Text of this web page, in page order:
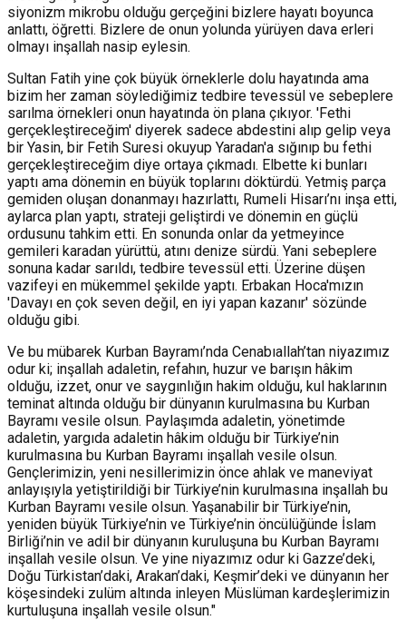
siyonizm mikrobu olduğu gerçeğini bizlere hayatı boyunca
anlattı, öğretti. Bizlere de onun yolunda yürüyen dava erleri
olmayı inşallah nasip eylesin.
Sultan Fatih yine çok büyük örneklerle dolu hayatında ama
bizim her zaman söylediğimiz tedbire tevessül ve sebeplere
sarılma örnekleri onun hayatında ön plana çıkıyor. 'Fethi
gerçekleştireceğim' diyerek sadece abdestini alıp gelip veya
bir Yasin, bir Fetih Suresi okuyup Yaradan'a sığınıp bu fethi
gerçekleştireceğim diye ortaya çıkmadı. Elbette ki bunları
yaptı ama dönemin en büyük toplarını döktürdü. Yetmiş parça
gemiden oluşan donanmayı hazırlattı, Rumeli Hisarı’nı inşa etti,
aylarca plan yaptı, strateji geliştirdi ve dönemin en güçlü
ordusunu tahkim etti. En sonunda onlar da yetmeyince
gemileri karadan yürüttü, atını denize sürdü. Yani sebeplere
sonuna kadar sarıldı, tedbire tevessül etti. Üzerine düşen
vazifeyi en mükemmel şekilde yaptı. Erbakan Hoca'mızın
'Davayı en çok seven değil, en iyi yapan kazanır' sözünde
olduğu gibi.
Ve bu mübarek Kurban Bayramı’nda Cenabıallah’tan niyazımız
odur ki; inşallah adaletin, refahın, huzur ve barışın hâkim
olduğu, izzet, onur ve saygınlığın hakim olduğu, kul haklarının
teminat altında olduğu bir dünyanın kurulmasına bu Kurban
Bayramı vesile olsun. Paylaşımda adaletin, yönetimde
adaletin, yargıda adaletin hâkim olduğu bir Türkiye’nin
kurulmasına bu Kurban Bayramı inşallah vesile olsun.
Gençlerimizin, yeni nesillerimizin önce ahlak ve maneviyat
anlayışıyla yetiştirildiği bir Türkiye’nin kurulmasına inşallah bu
Kurban Bayramı vesile olsun. Yaşanabilir bir Türkiye’nin,
yeniden büyük Türkiye’nin ve Türkiye’nin öncülüğünde İslam
Birliği’nin ve adil bir dünyanın kuruluşuna bu Kurban Bayramı
inşallah vesile olsun. Ve yine niyazımız odur ki Gazze’deki,
Doğu Türkistan’daki, Arakan’daki, Keşmir’deki ve dünyanın her
köşesindeki zulüm altında inleyen Müslüman kardeşlerimizin
kurtuluşuna inşallah vesile olsun."